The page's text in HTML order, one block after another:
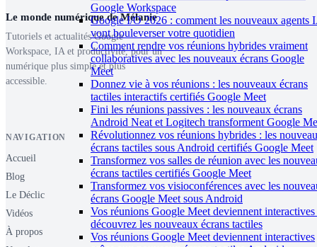
Google Workspace
Google I/O 2026 : comment les nouveaux agents
vont bouleverser votre quotidien
Comment rendre vos réunions hybrides vraiment
collaboratives avec les nouveaux écrans Google
Meet
Donnez vie à vos réunions : les nouveaux écrans
tactiles interactifs certifiés Google Meet
Fini les réunions passives : les nouveaux écrans
Android Neat et Logitech transforment Google
Révolutionnez vos réunions hybrides : les
écrans tactiles sous Android certifiés Google Meet
Transformez vos salles de réunion avec les
écrans tactiles certifiés Google Meet
Transformez vos visioconférences avec les
écrans Google Meet sous Android
Vos réunions Google Meet deviennent interactives
découvrez les nouveaux écrans tactiles
Vos réunions Google Meet deviennent interactives
Le monde numérique de Mélanie
Tutoriels et actualités Google
Workspace, IA et productivité, pour un
numérique plus simple et plus
accessible.
NAVIGATION
Accueil
Blog
Le Déclic
Vidéos
À propos